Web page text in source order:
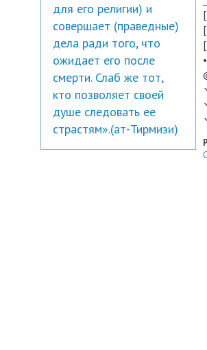
для его религии) и
совершает (праведные)
дела ради того, что
ожидает его после
смерти. Слаб же тот,
кто позволяет своей
душе следовать ее
страстям».(ат-Тирмизи)